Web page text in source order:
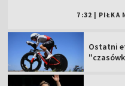
7:32 PIŁKA
Ostatni